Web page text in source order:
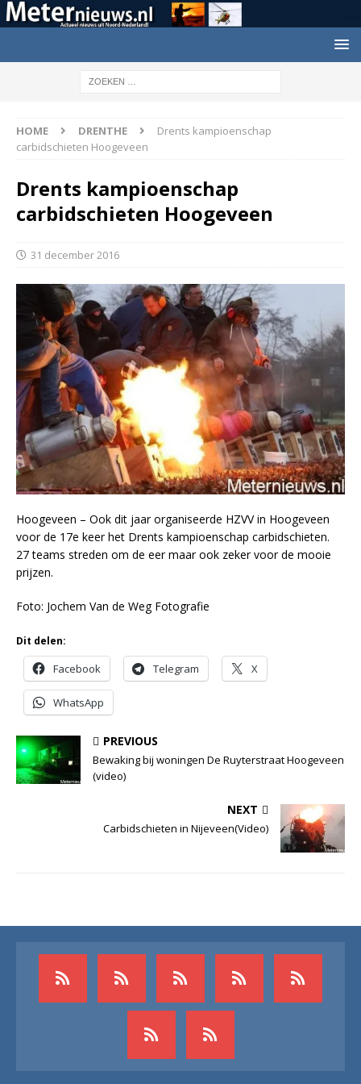
HOME DRENTHE
Drents kampioenschap
carbidschieten Hoogeveen
Drents kampioenschap
carbidschieten Hoogeveen
31 december 2016
Hoogeveen – Ook dit jaar organiseerde HZVV in Hoogeveen
voor de 17e keer het Drents kampioenschap carbidschieten.
27 teams streden om de eer maar ook zeker voor de mooie
prijzen.
Foto: Jochem Van de Weg Fotografie
Dit delen:
Facebook Telegram X
WhatsApp
PREVIOUS
Bewaking bij woningen De Ruyterstraat Hoogeveen
(video)
NEXT
Carbidschieten in Nijeveen(Video)